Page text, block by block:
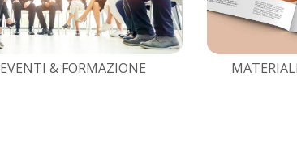
EVENTI & FORMAZIONE